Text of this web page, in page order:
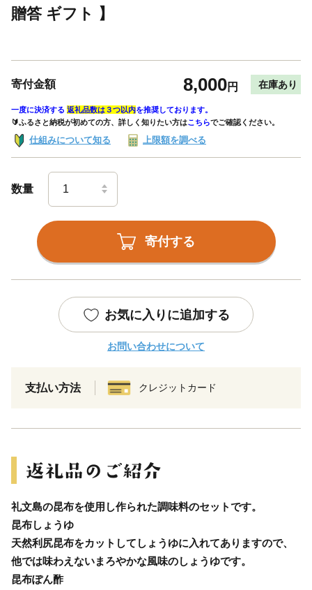
贈答 ギフト 】
寄付金額 8,000円 在庫あり
一度に決済する 返礼品数は３つ以内を推奨しております。
🔰ふるさと納税が初めての方、詳しく知りたい方はこちらでご確認ください。
仕組みについて知る 上限額を調べる
数量
寄付する
お気に入りに追加する
お問い合わせについて
支払い方法 クレジットカード
礼文島の昆布を使用し作られた調味料のセットです。
昆布しょうゆ
天然利尻昆布をカットしてしょうゆに入れてありますので、
他では味わえないまろやかな風味のしょうゆです。
昆布ぽん酢